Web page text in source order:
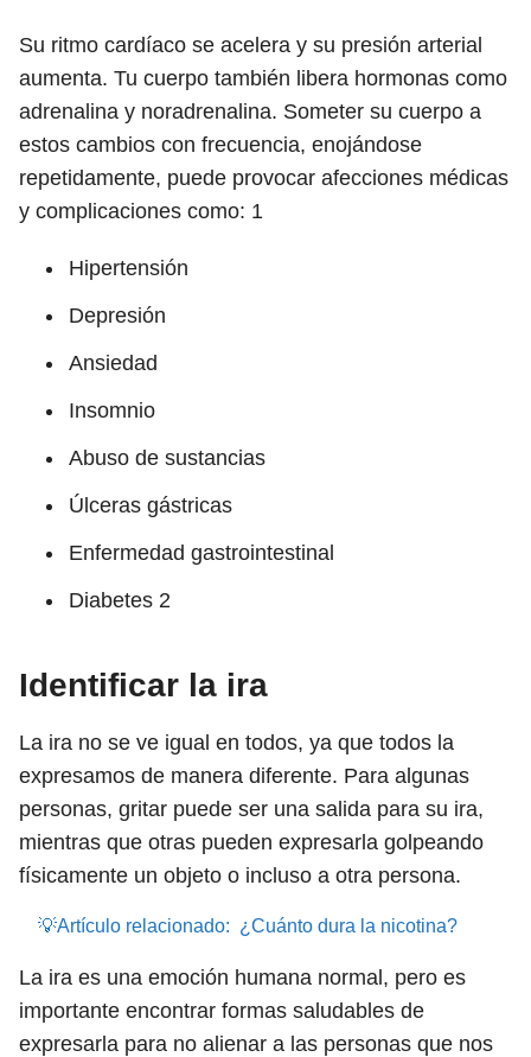
Su ritmo cardíaco se acelera y su presión arterial
aumenta. Tu cuerpo también libera hormonas como
adrenalina y noradrenalina. Someter su cuerpo a
estos cambios con frecuencia, enojándose
repetidamente, puede provocar afecciones médicas
y complicaciones como: 1
Hipertensión
Depresión
Ansiedad
Insomnio
Abuso de sustancias
Úlceras gástricas
Enfermedad gastrointestinal
Diabetes 2
Identificar la ira
La ira no se ve igual en todos, ya que todos la
expresamos de manera diferente. Para algunas
personas, gritar puede ser una salida para su ira,
mientras que otras pueden expresarla golpeando
físicamente un objeto o incluso a otra persona.
💡Artículo relacionado: ¿Cuánto dura la nicotina?
La ira es una emoción humana normal, pero es
importante encontrar formas saludables de
expresarla para no alienar a las personas que nos